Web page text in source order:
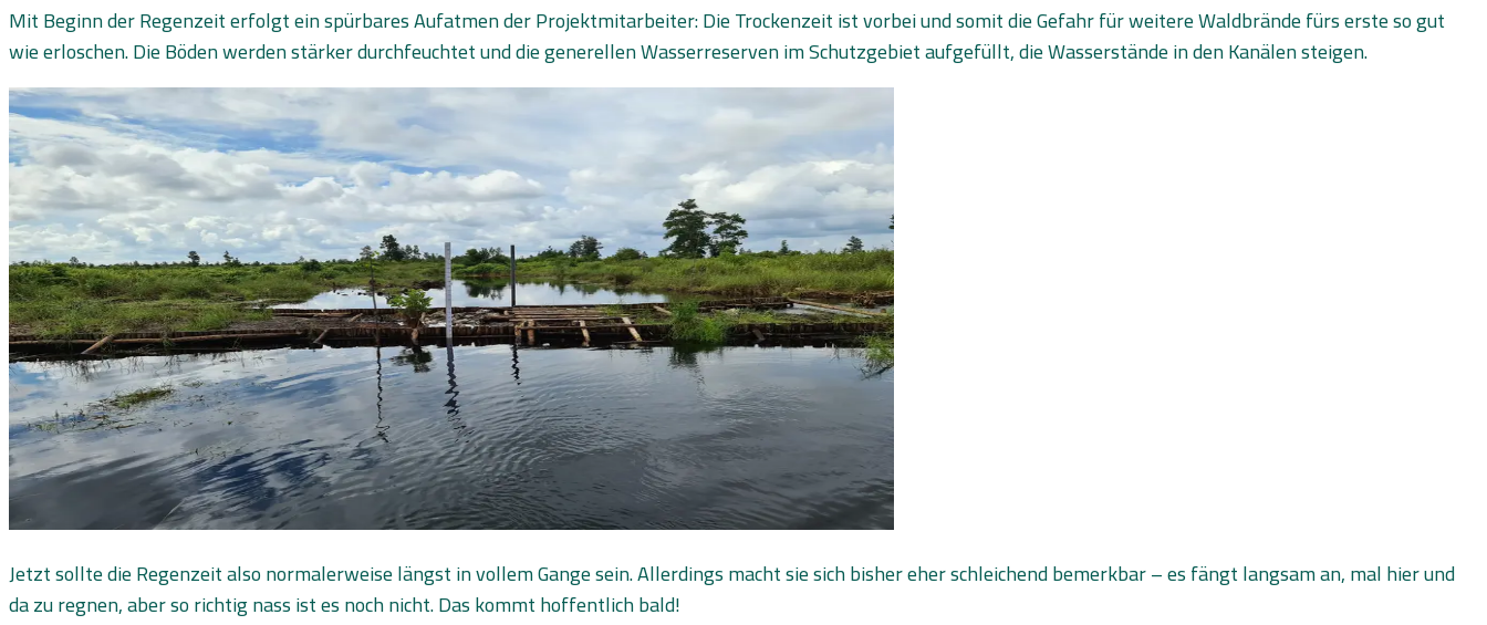
Mit Beginn der Regenzeit erfolgt ein spürbares Aufatmen der Projektmitarbeiter: Die Trockenzeit ist vorbei und somit die Gefahr für weitere Waldbrände fürs erste so gut
wie erloschen. Die Böden werden stärker durchfeuchtet und die generellen Wasserreserven im Schutzgebiet aufgefüllt, die Wasserstände in den Kanälen steigen.
Jetzt sollte die Regenzeit also normalerweise längst in vollem Gange sein. Allerdings macht sie sich bisher eher schleichend bemerkbar – es fängt langsam an, mal hier und
da zu regnen, aber so richtig nass ist es noch nicht. Das kommt hoffentlich bald!